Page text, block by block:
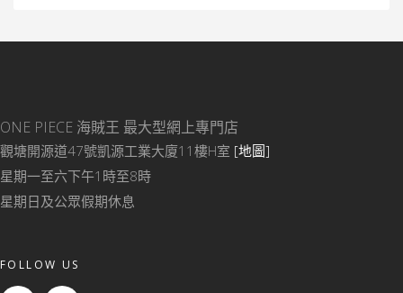
ONE PIECE 海賊王 最大型網上專門店
觀塘開源道47號凱源工業大廈11樓H室 [地圖]
星期一至六下午1時至8時
星期日及公眾假期休息
FOLLOW US